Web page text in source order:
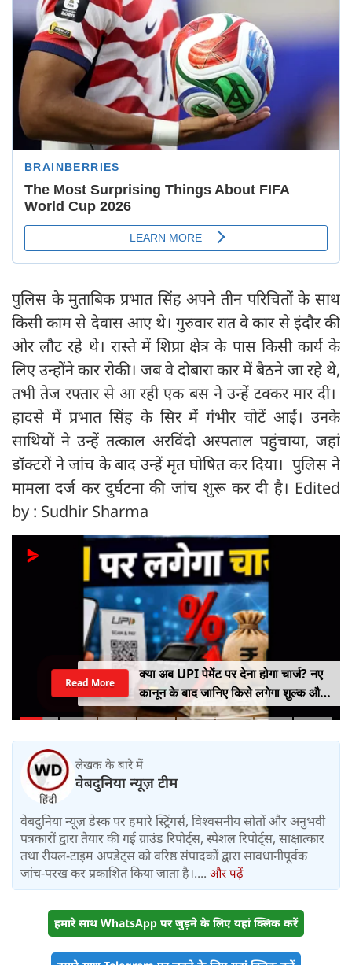
पुलिस के मुताबिक प्रभात सिंह अपने तीन परिचितों के साथ
किसी काम से देवास आए थे। गुरुवार रात वे कार से इंदौर की
ओर लौट रहे थे। रास्ते में शिप्रा क्षेत्र के पास किसी कार्य के
लिए उन्होंने कार रोकी। जब वे दोबारा कार में बैठने जा रहे थे,
तभी तेज रफ्तार से आ रही एक बस ने उन्हें टक्कर मार दी।
हादसे में प्रभात सिंह के सिर में गंभीर चोटें आईं। उनके
साथियों ने उन्हें तत्काल अरविंदो अस्पताल पहुंचाया, जहां
डॉक्टरों ने जांच के बाद उन्हें मृत घोषित कर दिया। पुलिस ने
मामला दर्ज कर दुर्घटना की जांच शुरू कर दी है। Edited
by : Sudhir Sharma
क्या अब UPI पेमेंट पर देना होगा चार्ज? नए
कानून के बाद जानिए किसे लगेगा शुल्क और
किसे नहीं
Read More
लेखक के बारे में
वेबदुनिया न्यूज़ टीम
वेबदुनिया न्यूज़ डेस्क पर हमारे स्ट्रिंगर्स, विश्वसनीय स्रोतों और अनुभवी
पत्रकारों द्वारा तैयार की गई ग्राउंड रिपोर्ट्स, स्पेशल रिपोर्ट्स, साक्षात्कार
तथा रीयल-टाइम अपडेट्स को वरिष्ठ संपादकों द्वारा सावधानीपूर्वक
जांच-परख कर प्रकाशित किया जाता है।.... और पढ़ें
हमारे साथ WhatsApp पर जुड़ने के लिए यहां क्लिक करें